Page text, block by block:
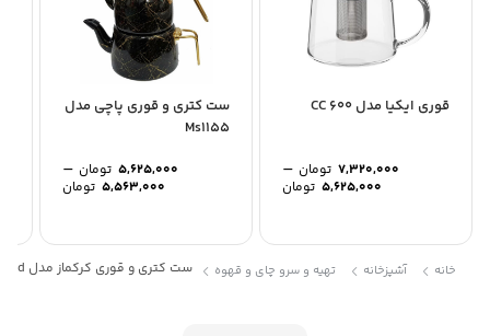
قوری ایکیا مدل 600 CC
7,320,000 تومان –
5,625,000 تومانPrice
through
ست کتری و قوری پاچی مدل
Ms1155
5,625,000 تومان –
5,563,000 تومانPrice
through
5,625,000
خانه آشپزخانه تهیه و سرو چای و قهوه ست کتری و قوری کرکماز مدل Bella Rosegold